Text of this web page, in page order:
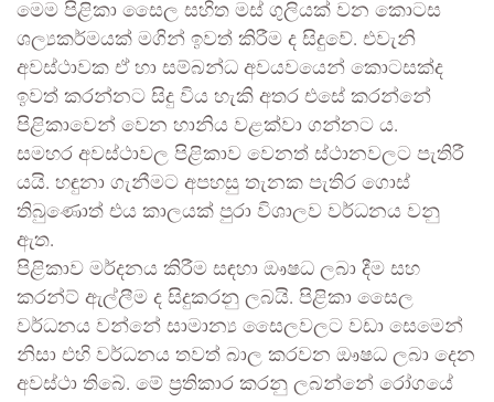
මෙම පිළිකා සෛල සහිත මස් ගුලියක් වන කොටස
ශල්‍යකර්මයක් මගින් ඉවත් කිරීම ද සිදුවේ. එවැනි
අවස්ථාවක ඒ හා සම්බන්ධ අවයවයෙන් කොටසක්ද
ඉවත් කරන්නට සිදු විය හැකි අතර එසේ කරන්නේ
පිළිකාවෙන් වෙන හානිය වළක්වා ගන්නට ය.
සමහර අවස්ථාවල පිළිකාව වෙනත් ස්ථානවලට පැතිරී
යයි. හඳුනා ගැනීමට අපහසු තැනක පැතිර ගොස්
තිබුණොත් එය කාලයක් පුරා විශාලව වර්ධනය වනු
ඇත.
පිළිකාව මර්දනය කිරීම සඳහා ඖෂධ ලබා දීම සහ
කරන්ට් ඇල්ලීම ද සිදුකරනු ලබයි. පිළිකා සෛල
වර්ධනය වන්නේ සාමාන්‍ය සෛලවලට වඩා සෙමෙන්
නිසා එහි වර්ධනය තවත් බාල කරවන ඖෂධ ලබා දෙන
අවස්ථා තිබේ. මේ ප්‍රතිකාර කරනු ලබන්නේ රෝගයේ